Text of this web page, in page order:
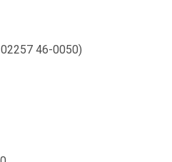
46-0050)